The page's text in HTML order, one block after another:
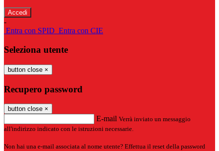
-
Entra con SPID Entra con CIE
Seleziona utente
button close ×
Recupero password
button close ×
E-mail Verrà inviato un messaggio
all'indirizzo indicato con le istruzioni necessarie.
Non hai una e-mail associata al nome utente? Effettua il reset della password